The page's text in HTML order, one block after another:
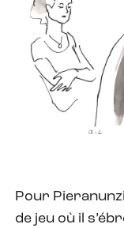
Pour
de jeu où il